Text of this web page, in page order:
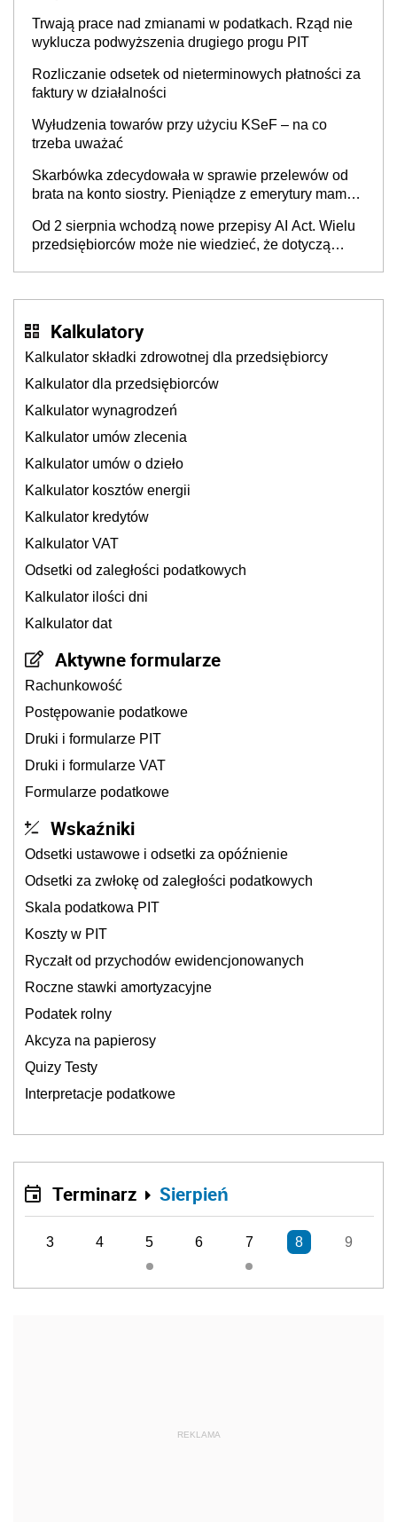
Trwają prace nad zmianami w podatkach. Rząd nie
wyklucza podwyższenia drugiego progu PIT
Rozliczanie odsetek od nieterminowych płatności za
faktury w działalności
Wyłudzenia towarów przy użyciu KSeF – na co
trzeba uważać
Skarbówka zdecydowała w sprawie przelewów od
brata na konto siostry. Pieniądze z emerytury mamy
będzie
Od 2 sierpnia wchodzą nowe przepisy AI Act. Wielu
przedsiębiorców może nie wiedzieć, że dotyczą
Kalkulatory
Kalkulator składki zdrowotnej dla przedsiębiorcy
Kalkulator dla przedsiębiorców
Kalkulator wynagrodzeń
Kalkulator umów zlecenia
Kalkulator umów o dzieło
Kalkulator kosztów energii
Kalkulator kredytów
Kalkulator VAT
Odsetki od zaległości podatkowych
Kalkulator ilości dni
Kalkulator dat
Aktywne formularze
Rachunkowość
Postępowanie podatkowe
Druki i formularze PIT
Druki i formularze VAT
Formularze podatkowe
Wskaźniki
Odsetki ustawowe i odsetki za opóźnienie
Odsetki za zwłokę od zaległości podatkowych
Skala podatkowa PIT
Koszty w PIT
Ryczałt od przychodów ewidencjonowanych
Roczne stawki amortyzacyjne
Podatek rolny
Akcyza na papierosy
Quizy Testy
Interpretacje podatkowe
Terminarz Sierpień
3 4 5 6 7 8 9
REKLAMA